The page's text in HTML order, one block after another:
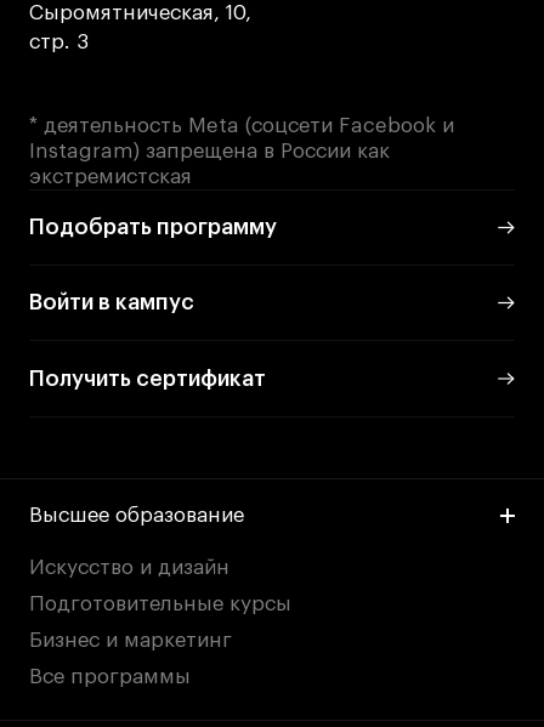
Сыромятническая, 10,
стр. 3
* деятельность Meta (соцсети Facebook и
Instagram) запрещена в России как
экстремистская
Подобрать программу
Войти в кампус
Получить сертификат
Высшее образование
Искусство и дизайн
Подготовительные курсы
Бизнес и маркетинг
Все программы